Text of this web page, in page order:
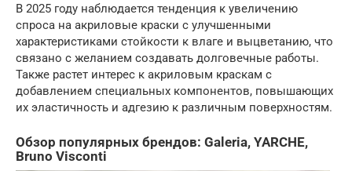
В 2025 году наблюдается тенденция к увеличению
спроса на акриловые краски с улучшенными
характеристиками стойкости к влаге и выцветанию, что
связано с желанием создавать долговечные работы.
Также растет интерес к акриловым краскам с
добавлением специальных компонентов, повышающих
их эластичность и адгезию к различным поверхностям.
Обзор популярных брендов: Galeria, YARCHE,
Bruno Visconti